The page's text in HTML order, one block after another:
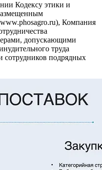
Кодексу этики и
Компания
допускающими
труда
сотрудников подрядных